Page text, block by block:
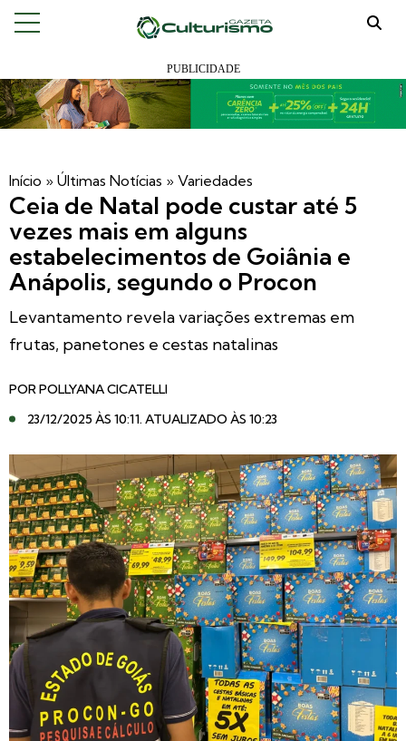
Início » Últimas Notícias » Variedades
Ceia de Natal pode custar até 5
vezes mais em alguns
estabelecimentos de Goiânia e
Anápolis, segundo o Procon
Levantamento revela variações extremas em
frutas, panetones e cestas natalinas
PORPOLLYANA CICATELLI
23/12/2025 ÀS 10:11. ATUALIZADO ÀS 10:23